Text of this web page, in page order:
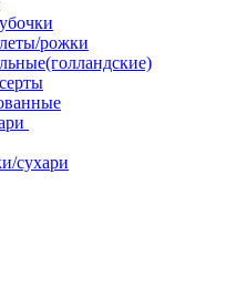
рожки
сухари